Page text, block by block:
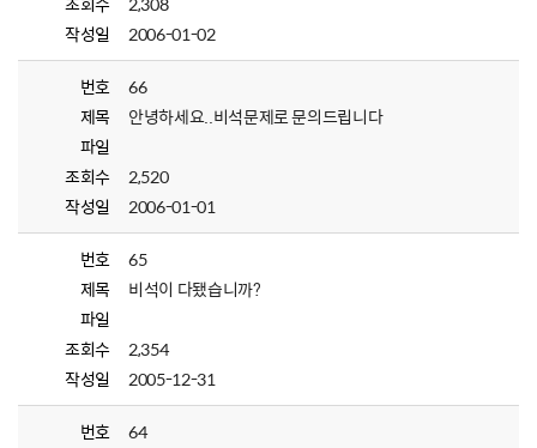
작성일
2006-01-02
번호
66
제목
안녕하세요..비석문제로 문의드립니다
파일
조회수
2,520
작성일
2006-01-01
번호
65
제목
비석이 다됐습니까?
파일
조회수
2,354
작성일
2005-12-31
번호
64